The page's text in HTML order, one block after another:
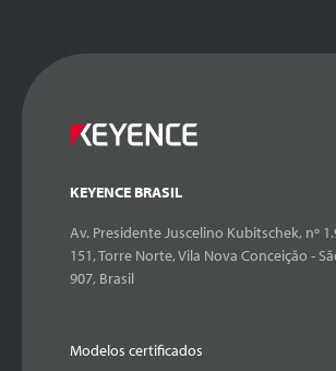
KEYENCE BRASIL
Av. Presidente Juscelino Kubitschek, nº
151, Torre Norte, Vila Nova Conceição -
907, Brasil
Modelos certificados